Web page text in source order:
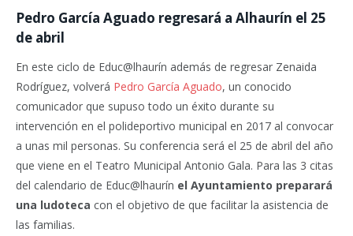
Pedro García Aguado regresará a Alhaurín el 25
de abril
En este ciclo de Educ@lhaurín además de regresar Zenaida
Rodríguez, volverá Pedro García Aguado, un conocido
comunicador que supuso todo un éxito durante su
intervención en el polideportivo municipal en 2017 al convocar
a unas mil personas. Su conferencia será el 25 de abril del año
que viene en el Teatro Municipal Antonio Gala. Para las 3 citas
del calendario de Educ@lhaurín el Ayuntamiento preparará
una ludoteca con el objetivo de que facilitar la asistencia de
las familias.